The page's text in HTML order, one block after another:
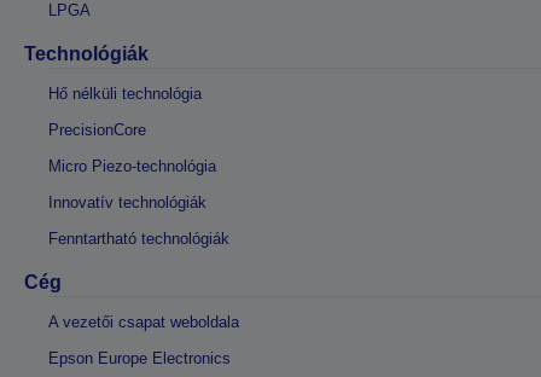
LPGA
Technológiák
Hő nélküli technológia
PrecisionCore
Micro Piezo-technológia
Innovatív technológiák
Fenntartható technológiák
Cég
A vezetői csapat weboldala
Epson Europe Electronics